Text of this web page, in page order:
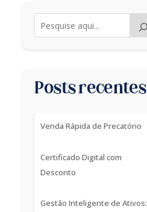
Posts recentes
Venda Rápida de Precatório
Certificado Digital com
Desconto
Gestão Inteligente de Ativos: